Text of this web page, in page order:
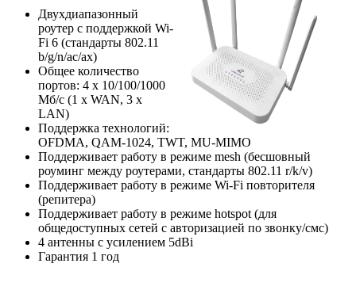
Двухдиапазонный
роутер с поддержкой Wi-
Fi 6 (стандарты 802.11
b/g/n/ac/ax)
Общее количество
портов: 4 х 10/100/1000
Мб/с (1 x WAN, 3 x
LAN)
Поддержка технологий:
OFDMA, QAM-1024, TWT, MU-MIMO
Поддерживает работу в режиме mesh (бесшовный
роуминг между роутерами, стандарты 802.11 r/k/v)
Поддерживает работу в режиме Wi-Fi повторителя
(репитера)
Поддерживает работу в режиме hotspot (для
общедоступных сетей с авторизацией по звонку/смс)
4 антенны с усилением 5dBi
Гарантия 1 год